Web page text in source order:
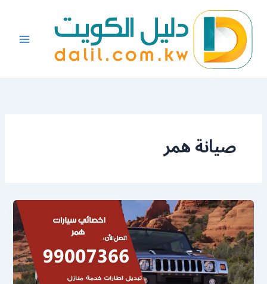
المحتوى
صيانة همر